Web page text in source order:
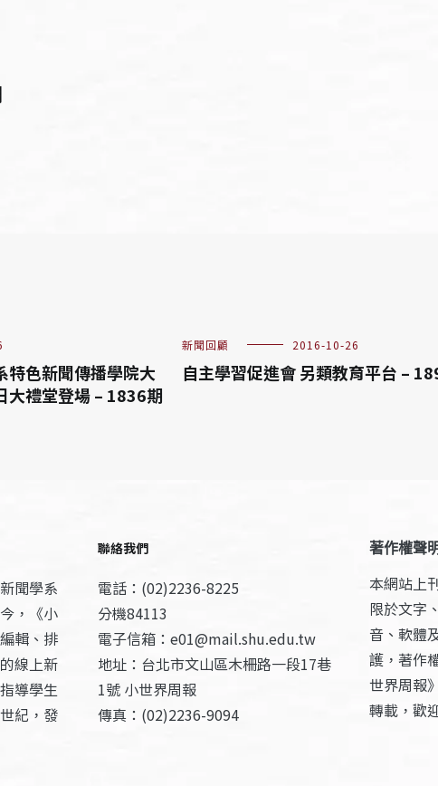
特色新聞傳播學院大
大禮堂登場 – 1836期
新聞回顧 2016-10-26
自主學習促進會 另類教育平台 –
聞學系
，《小
輯、排
線上新
導學生
紀，發
聯絡我們
電話：(02)2236-8225
分機84113
電子信箱：e01@mail.shu.edu.tw
地址：台北市文山區木柵路一段17巷
1號 小世界周報
傳真：(02)2236-9094
著作權聲
本網站上
限於文字
音、軟體
護，著作
世界周報
轉載，歡